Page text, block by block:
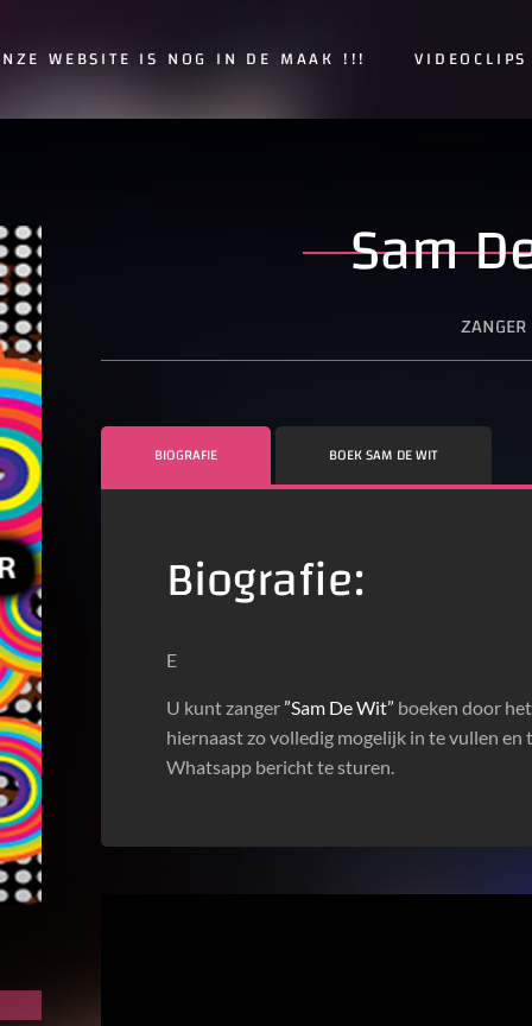
WEBSITE IS NOG IN DE MAAK !!! VIDEOCLIPS
Sam
ZANGER
BIOGRAFIE BOEK SAM DE WIT
Biografie:
E
U kunt zanger”Sam De Wit” boeken door
hiernaast zo volledig mogelijk in te vullen en
Whatsapp bericht te sturen.